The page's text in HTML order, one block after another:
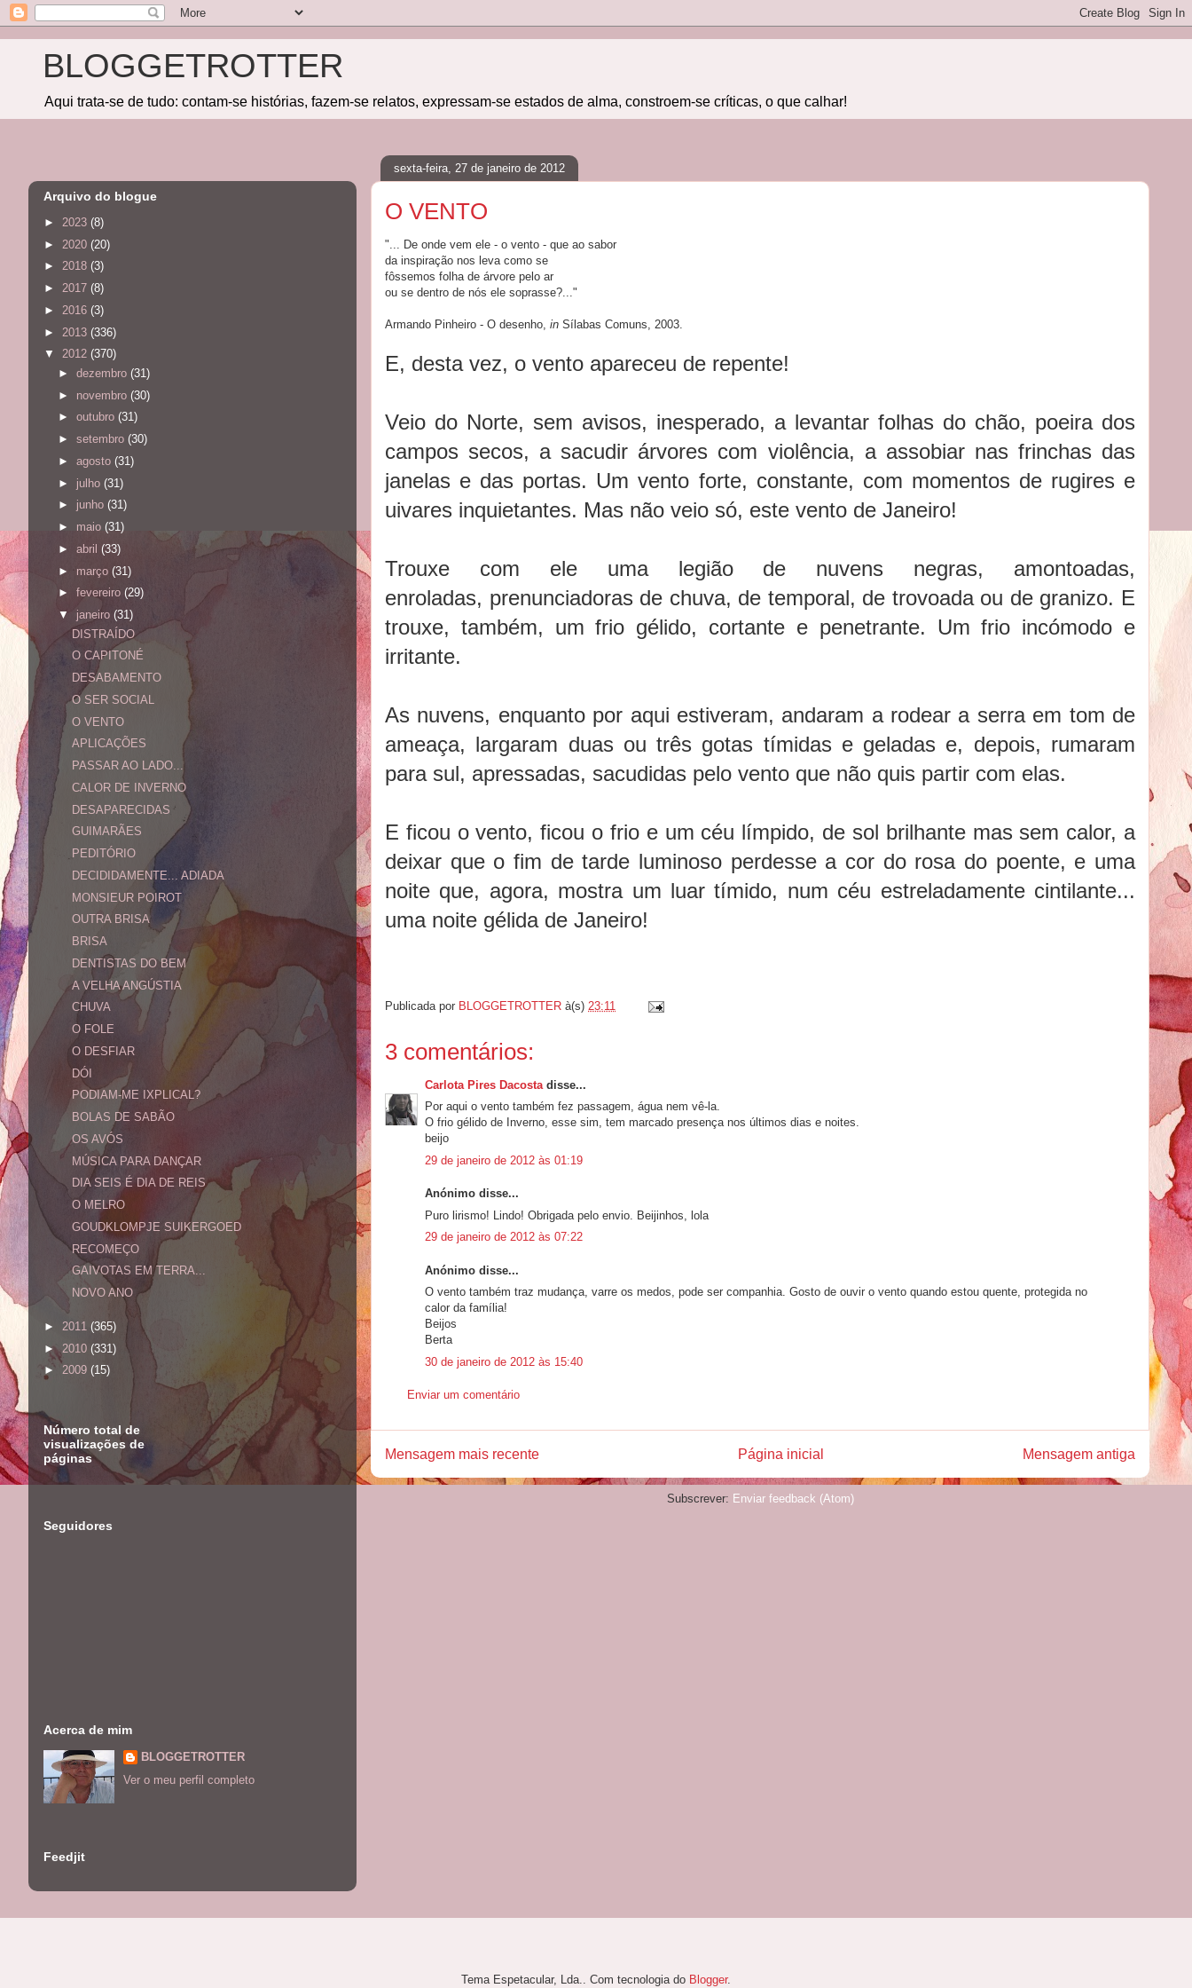
BLOGGETROTTER
Aqui trata-se de tudo: contam-se histórias, fazem-se relatos, expressam-se estados de alma, constroem-se críticas, o que calhar!
sexta-feira, 27 de janeiro de 2012
O VENTO
"... De onde vem ele - o vento - que ao sabor
da inspiração nos leva como se
fôssemos folha de árvore pelo ar
ou se dentro de nós ele soprasse?..."
Armando Pinheiro - O desenho, in Sílabas Comuns, 2003.
E, desta vez, o vento apareceu de repente!
Veio do Norte, sem avisos, inesperado, a levantar folhas do chão, poeira dos
campos secos, a sacudir árvores com violência, a assobiar nas frinchas das
janelas e das portas. Um vento forte, constante, com momentos de rugires e
uivares inquietantes. Mas não veio só, este vento de Janeiro!
Trouxe com ele uma legião de nuvens negras, amontoadas,
enroladas, prenunciadoras de chuva, de temporal, de trovoada ou de granizo. E
trouxe, também, um frio gélido, cortante e penetrante. Um frio incómodo e
irritante.
As nuvens, enquanto por aqui estiveram, andaram a rodear a serra em tom de
ameaça, largaram duas ou três gotas tímidas e geladas e, depois, rumaram
para sul, apressadas, sacudidas pelo vento que não quis partir com elas.
E ficou o vento, ficou o frio e um céu límpido, de sol brilhante mas sem calor, a
deixar que o fim de tarde luminoso perdesse a cor do rosa do poente, e uma
noite que, agora, mostra um luar tímido, num céu estreladamente cintilante...
uma noite gélida de Janeiro!
Publicada por BLOGGETROTTER à(s) 23:11
3 comentários:
Carlota Pires Dacosta disse...
Por aqui o vento também fez passagem, água nem vê-la.
O frio gélido de Inverno, esse sim, tem marcado presença nos últimos dias e noites.
beijo
29 de janeiro de 2012 às 01:19
Anónimo disse...
Puro lirismo! Lindo! Obrigada pelo envio. Beijinhos, lola
29 de janeiro de 2012 às 07:22
Anónimo disse...
O vento também traz mudança, varre os medos, pode ser companhia. Gosto de ouvir o vento quando estou quente, protegida no
calor da família!
Beijos
Berta
30 de janeiro de 2012 às 15:40
Enviar um comentário
Mensagem mais recente Mensagem antiga
Página inicial
Subscrever: Enviar feedback (Atom)
Arquivo do blogue
► 2023 (8)
► 2020 (20)
► 2018 (3)
► 2017 (8)
► 2016 (3)
► 2013 (336)
▼ 2012 (370)
► dezembro (31)
► novembro (30)
► outubro (31)
► setembro (30)
► agosto (31)
► julho (31)
► junho (31)
► maio (31)
► abril (33)
► março (31)
► fevereiro (29)
▼ janeiro (31)
DISTRAÍDO
O CAPITONÉ
DESABAMENTO
O SER SOCIAL
O VENTO
APLICAÇÕES
PASSAR AO LADO...
CALOR DE INVERNO
DESAPARECIDAS
GUIMARÃES
PEDITÓRIO
DECIDIDAMENTE... ADIADA
MONSIEUR POIROT
OUTRA BRISA
BRISA
DENTISTAS DO BEM
A VELHA ANGÚSTIA
CHUVA
O FOLE
O DESFIAR
DÓI
PODIAM-ME IXPLICAL?
BOLAS DE SABÃO
OS AVÓS
MÚSICA PARA DANÇAR
DIA SEIS É DIA DE REIS
O MELRO
GOUDKLOMPJE SUIKERGOED
RECOMEÇO
GAIVOTAS EM TERRA...
NOVO ANO
► 2011 (365)
► 2010 (331)
► 2009 (15)
Número total de
visualizações de
páginas
Seguidores
Acerca de mim
BLOGGETROTTER
Ver o meu perfil completo
Feedjit
Tema Espetacular, Lda.. Com tecnologia do Blogger.